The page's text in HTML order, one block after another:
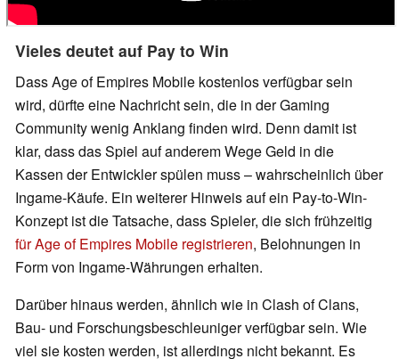
Vieles deutet auf Pay to Win
Dass Age of Empires Mobile kostenlos verfügbar sein
wird, dürfte eine Nachricht sein, die in der Gaming
Community wenig Anklang finden wird. Denn damit ist
klar, dass das Spiel auf anderem Wege Geld in die
Kassen der Entwickler spülen muss – wahrscheinlich über
Ingame-Käufe. Ein weiterer Hinweis auf ein Pay-to-Win-
Konzept ist die Tatsache, dass Spieler, die sich frühzeitig
für Age of Empires Mobile registrieren, Belohnungen in
Form von Ingame-Währungen erhalten.
Darüber hinaus werden, ähnlich wie in Clash of Clans,
Bau- und Forschungsbeschleuniger verfügbar sein. Wie
viel sie kosten werden, ist allerdings nicht bekannt. Es